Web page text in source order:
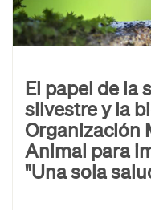
El papel de la
silvestre y la
Organización
Animal para
"Una sola